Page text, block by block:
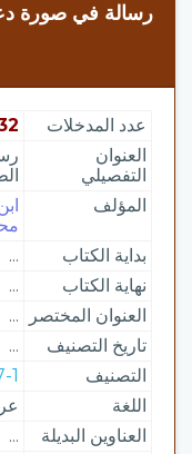
رسالة في صورة
عدد المدخلات
العنوان
التفصيلي
المؤلف
بداية الكتاب
...
نهاية الكتاب
...
العنوان المختصر
...
تاريخ التصنيف
...
التصنيف
217-
اللغة
العناوين البديلة
...